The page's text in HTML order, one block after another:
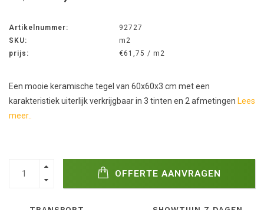
Artikelnummer:
92727
SKU:
m2
prijs:
€61,75 / m2
Een mooie keramische tegel van 60x60x3 cm met een
karakteristiek uiterlijk verkrijgbaar in 3 tinten en 2 afmetingen Lees
meer..
OFFERTE AANVRAGEN